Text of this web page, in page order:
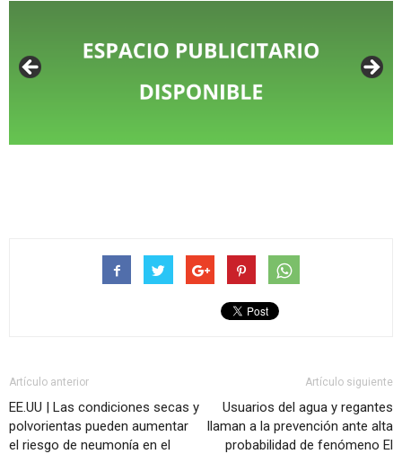
Artículo anterior
EE.UU | Las condiciones secas y
polvorientas pueden aumentar
el riesgo de neumonía en el
Artículo siguiente
Usuarios del agua y regantes
llaman a la prevención ante alta
probabilidad de fenómeno El